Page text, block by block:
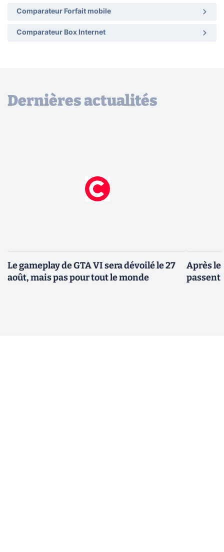
Comparateur Forfait mobile
Comparateur Box Internet
Dernières actualités
Le gameplay de GTA VI sera dévoilé le 27
août, mais pas pour tout le monde
Après le
passent